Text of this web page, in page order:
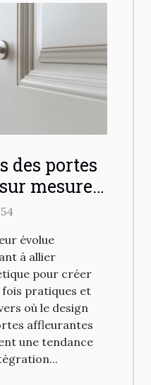
des portes
mesure
moderne
évolue
à allier
pour créer
fois pratiques et
où le design
affleurantes
une tendance